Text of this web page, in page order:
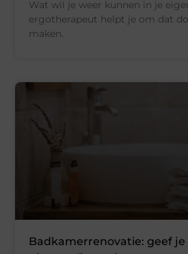
Wat wil je weer kunnen in je
ergotherapeut helpt je om dat
maken.
Badkamerrenovatie: geef